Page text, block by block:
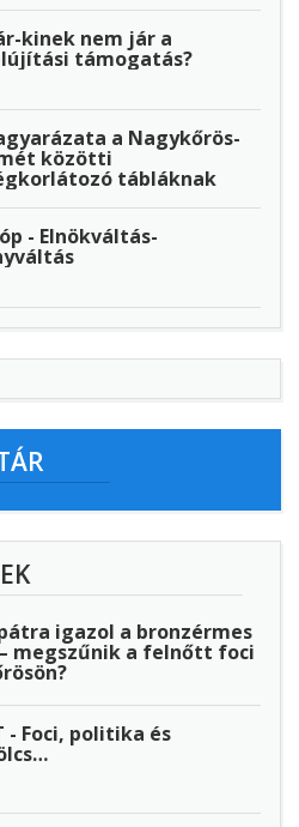
kinek nem jár a
támogatás?
a Nagykőrös-
közötti
tábláknak
- Elnökváltás-
igazol a bronzérmes
megszűnik a felnőtt foci
- Foci, politika és